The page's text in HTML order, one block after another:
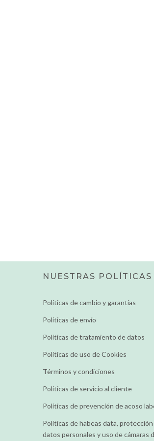
NUESTRAS POLÍTICAS
Políticas de cambio y garantías
Políticas de envío
Políticas de tratamiento de datos
Políticas de uso de Cookies
Términos y condiciones
Políticas de servicio al cliente
Políticas de prevención de acoso
Políticas de habeas data,
datos personales y uso de cámaras